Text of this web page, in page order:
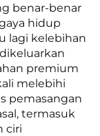
benar-benar
hidup
lagi kelebihan
premium
melebihi
pemasangan
termasuk
ciri